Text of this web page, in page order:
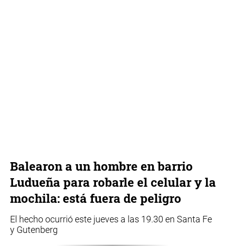
Balearon a un hombre en barrio
Ludueña para robarle el celular y la
mochila: está fuera de peligro
El hecho ocurrió este jueves a las 19.30 en Santa Fe
y Gutenberg